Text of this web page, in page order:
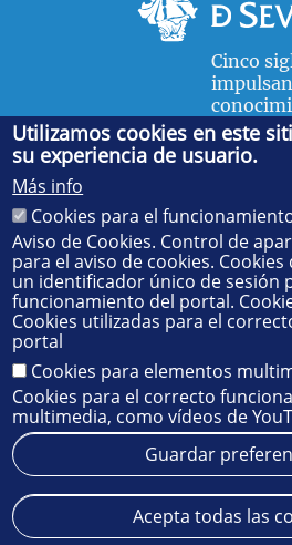
Cinco
FACULTAD DE FÍSICA
Avda. de la Reina Mercedes, s/n.
55 28 91. Administración:
Secretaría:jsecfisi@us.es-
Aviso legal Protección
© 2025SIC -
Utilizamos cookies en este
su experiencia de usuario.
Más info
Cookies para el
Aviso de Cookies. Control de
para el aviso de cookies.
un identificador único de sesión
funcionamiento del portal.
Cookies utilizadas para el
portal
Cookies para elementos
Cookies para el correcto
multimedia, como vídeos de
Guardar
Acepta todas las